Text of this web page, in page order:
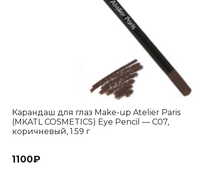
Карандаш для глаз Make-up Atelier Paris
(MKATL COSMETICS) Eye Pencil — C07,
коричневый, 1.59 г
1100₽